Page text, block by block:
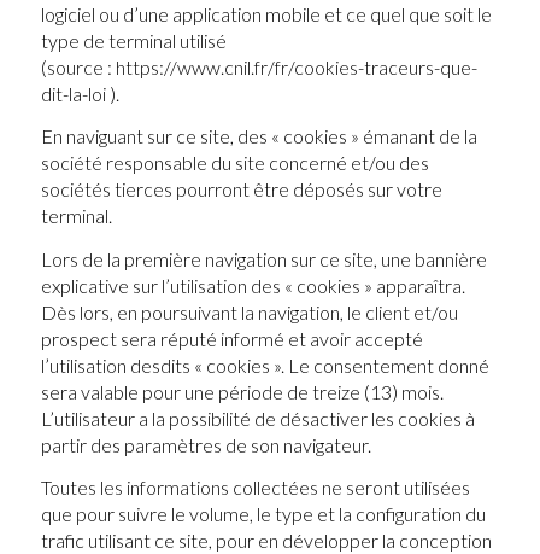
logiciel ou d’une application mobile et ce quel que soit le
type de terminal utilisé
(source : https://www.cnil.fr/fr/cookies-traceurs-que-
dit-la-loi ).
En naviguant sur ce site, des « cookies » émanant de la
société responsable du site concerné et/ou des
sociétés tierces pourront être déposés sur votre
terminal.
Lors de la première navigation sur ce site, une bannière
explicative sur l’utilisation des « cookies » apparaîtra.
Dès lors, en poursuivant la navigation, le client et/ou
prospect sera réputé informé et avoir accepté
l’utilisation desdits « cookies ». Le consentement donné
sera valable pour une période de treize (13) mois.
L’utilisateur a la possibilité de désactiver les cookies à
partir des paramètres de son navigateur.
Toutes les informations collectées ne seront utilisées
que pour suivre le volume, le type et la configuration du
trafic utilisant ce site, pour en développer la conception